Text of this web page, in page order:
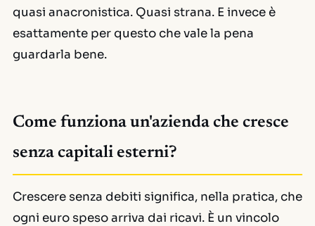
quasi anacronistica. Quasi strana. E invece è
esattamente per questo che vale la pena
guardarla bene.
Come funziona un'azienda che cresce
senza capitali esterni?
Crescere senza debiti significa, nella pratica, che
ogni euro speso arriva dai ricavi. È un vincolo